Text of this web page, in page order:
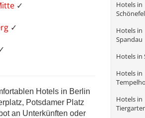
✓
✓
Hotels in Berlin
Potsdamer Platz
an Unterkünften oder
Hotels in
Hotels in
Spandau
Hotels in
Hotels in
Hotels in